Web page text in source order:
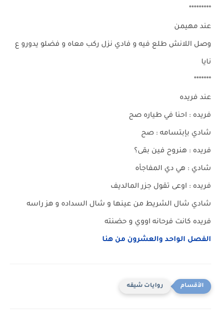
*********
عند مهيمن
وصل اللانش طلع فيه و فادي نزل ركب معاه و فضلو يدورو ع
نايا
*******
عند فريده
فريده : احنا في طياره صح
شادي بإبتسامه : صح
فريده : هنروح فين بقى؟
شادي : هي دي المفاجأه
فريده : اوعى تقول جزر المالديف
شادي شال الشريط من عينها و شال السداده و هز راسه
فريده كانت فرحانه اووي و حضنته
الفصل الواحد والعشرون من هنا
روايات شيقه